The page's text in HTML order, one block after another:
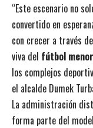
“Este escenario no
convertido en
con crecer a través
viva del fútbol
los complejos
el alcalde Dumek
La administración
forma parte del